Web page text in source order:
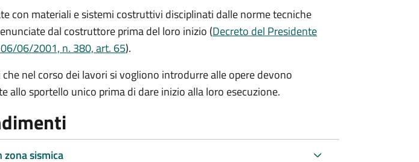
con materiali e sistemi costruttivi disciplinati dalle norme tecniche
dal costruttoreprima del loro inizio (Decreto del Presidente
06/2001, n. 380, art. 65).
nel corso dei lavori si vogliono introdurre alle opere devono
allo sportello unico prima di dare inizio alla loro esecuzione.
zona sismica